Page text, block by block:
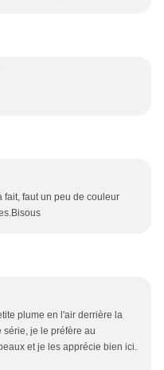
fait, faut un peu de couleur
plume en l'air derrière la
série, je le préfère au
et je les apprécie bien ici.